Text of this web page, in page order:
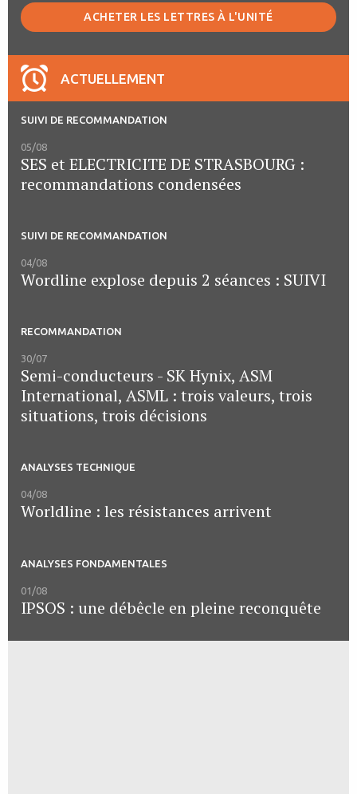
ACHETER LES LETTRES À L'UNITÉ
ACTUELLEMENT
SUIVI DE RECOMMANDATION
05/08
SES et ELECTRICITE DE STRASBOURG :
recommandations condensées
SUIVI DE RECOMMANDATION
04/08
Wordline explose depuis 2 séances : SUIVI
RECOMMANDATION
30/07
Semi-conducteurs - SK Hynix, ASM
International, ASML : trois valeurs, trois
situations, trois décisions
ANALYSES TECHNIQUE
04/08
Worldline : les résistances arrivent
ANALYSES FONDAMENTALES
01/08
IPSOS : une débêcle en pleine reconquête